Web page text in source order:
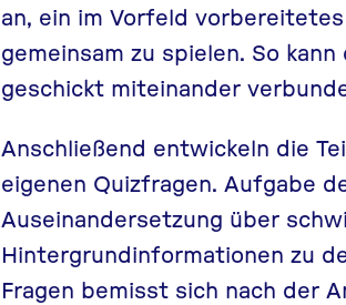
an, ein im Vorfeld
gemeinsam zu spielen. So
geschickt miteinander
Anschließend entwickeln die
eigenen Quizfragen. Aufgabe
Auseinandersetzung über
Hintergrundinformationen zu
Fragen bemisst sich nach der